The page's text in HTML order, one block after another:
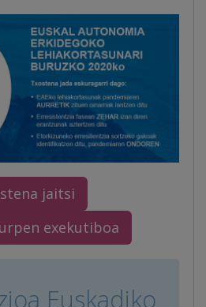
jaitsi
exekutiboa
Euskadiko